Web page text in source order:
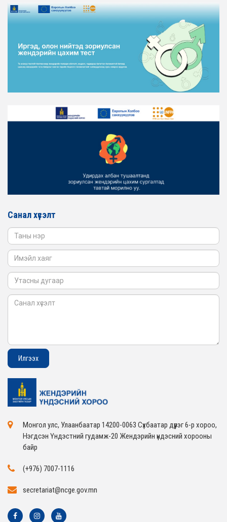
ЖЕНДЭРИЙН ҮНДЭСНИЙ ХОРООНЫ АЖЛЫН АЛБАНЫ
ТӨЛӨӨЛӨЛ ХОТ БАЙГУУЛАЛТ, БАРИЛГА, ОРОН
СУУЦЖУУЛАЛТЫН ЯАМАНД АЖИЛЛАВ
2026-02-16
ЖЕНДЭРИЙН ЭРХ ТЭГШ БАЙДЛЫГ ХАНГАХ ҮЙЛ
АЖИЛЛАГААГ ЭРЧИМЖҮҮЛЭХ САРЫН ХУВААРЬТАЙ
2026-02-16
ЖЕНДЭРИЙН ҮНДЭСНИЙ ХОРООНЫ АЖЛЫН АЛБАНЫ
ТӨЛӨӨЛӨЛ ЗАМ ТЭЭВРИЙН ЯАМАНД АЖИЛЛАВ
ЖЕНДЭРИЙН ҮНДЭСНИЙ ХОРООНЫ АЖЛЫН АЛБАНЫ
ТӨЛӨӨЛӨЛ БАТЛАН ХАМГААЛАХ ЯАМАНД
Санал хүсэлт
Монгол улс, Улаанбаатар 14200-0063 Сүхбаатар дүүрэг 6-р хороо,
Нэгдсэн Үндэстний гудамж-20 Жендэрийн үндэсний хорооны
байр
(+976) 7007-1116
secretariat@ncge.gov.mn